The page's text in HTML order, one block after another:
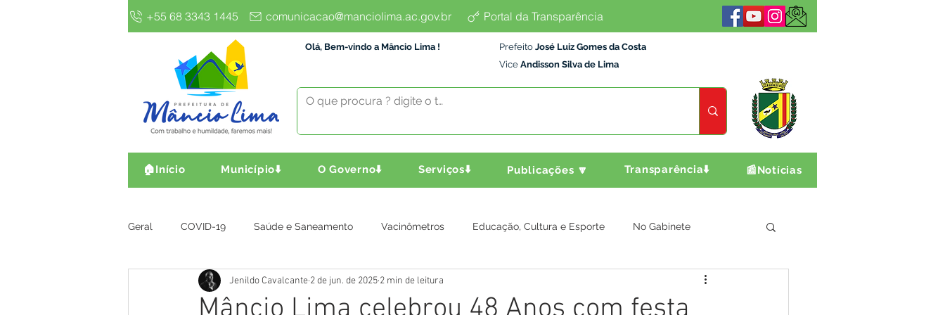
+55 68 3343 1445 comunicacao@manciolima.ac.gov.br Portal da Transparência
Olá, Bem-vindo a Mâncio Lima ! Prefeito José Luiz Gomes da Costa
Vice Andisson Silva de Lima
🏠Início Município⬇️ O Governo⬇️ Serviços⬇️ Publicações 🔽 Transparência⬇️ 📰Notícias
Geral COVID-19 Saúde e Saneamento Vacinômetros Educação, Cultura e Esporte No Gabinete
Gestão e Finanças Infra, Obra e Transporte Assistência Social Agricultura e Produção
Jenildo Cavalcante 2 de jun. de 2025 2 min de leitura